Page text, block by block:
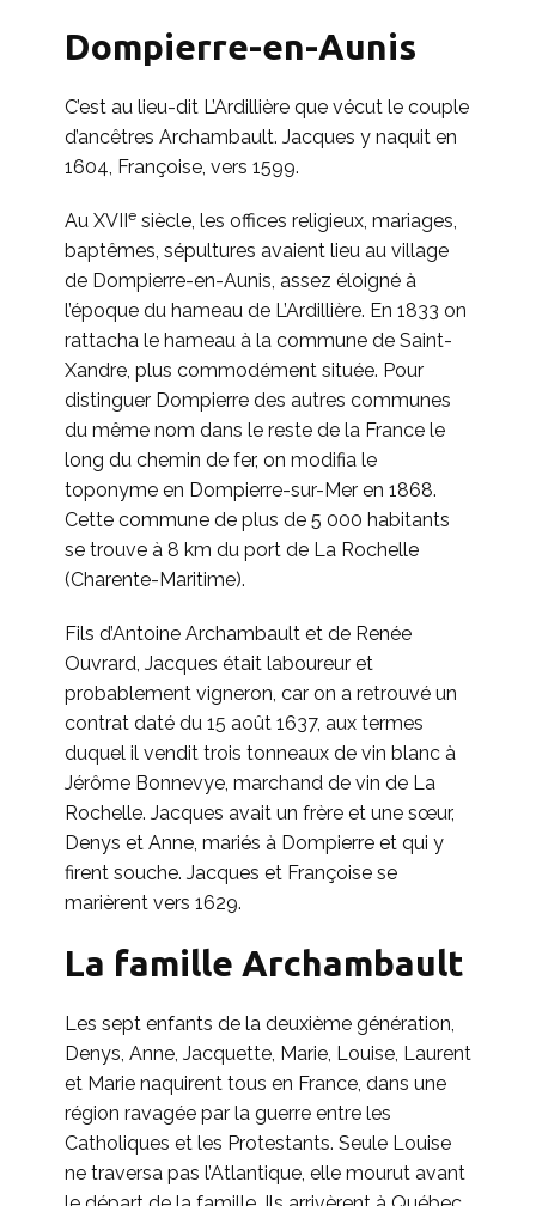
Dompierre-en-Aunis
C’est au lieu-dit L’Ardillière que vécut le couple
d’ancêtres Archambault. Jacques y naquit en
1604, Françoise, vers 1599.
Au XVIIe siècle, les offices religieux, mariages,
baptêmes, sépultures avaient lieu au village
de Dompierre-en-Aunis, assez éloigné à
l’époque du hameau de L’Ardillière. En 1833 on
rattacha le hameau à la commune de Saint-
Xandre, plus commodément située. Pour
distinguer Dompierre des autres communes
du même nom dans le reste de la France le
long du chemin de fer, on modifia le
toponyme en Dompierre-sur-Mer en 1868.
Cette commune de plus de 5 000 habitants
se trouve à 8 km du port de La Rochelle
(Charente-Maritime).
Fils d’Antoine Archambault et de Renée
Ouvrard, Jacques était laboureur et
probablement vigneron, car on a retrouvé un
contrat daté du 15 août 1637, aux termes
duquel il vendit trois tonneaux de vin blanc à
Jérôme Bonnevye, marchand de vin de La
Rochelle. Jacques avait un frère et une sœur,
Denys et Anne, mariés à Dompierre et qui y
firent souche. Jacques et Françoise se
marièrent vers 1629.
La famille Archambault
Les sept enfants de la deuxième génération,
Denys, Anne, Jacquette, Marie, Louise, Laurent
et Marie naquirent tous en France, dans une
région ravagée par la guerre entre les
Catholiques et les Protestants. Seule Louise
ne traversa pas l’Atlantique, elle mourut avant